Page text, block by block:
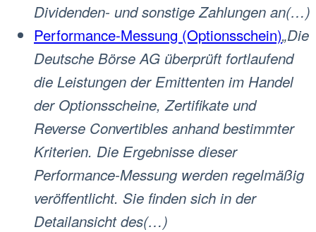
Dividenden- und sonstige Zahlungen an(…)
Performance-Messung (Optionsschein)„Die
Deutsche Börse AG überprüft fortlaufend
die Leistungen der Emittenten im Handel
der Optionsscheine, Zertifikate und
Reverse Convertibles anhand bestimmter
Kriterien. Die Ergebnisse dieser
Performance-Messung werden regelmäßig
veröffentlicht. Sie finden sich in der
Detailansicht des(…)